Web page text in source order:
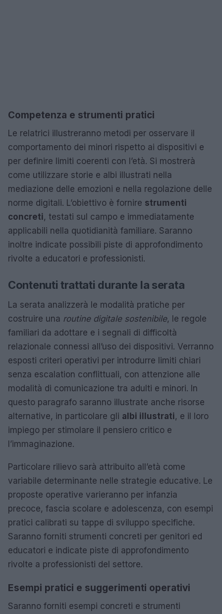
Competenza e strumenti pratici
Le relatrici illustreranno metodi per osservare il
comportamento dei minori rispetto ai dispositivi e
per definire limiti coerenti con l’età. Si mostrerà
come utilizzare storie e albi illustrati nella
mediazione delle emozioni e nella regolazione delle
norme digitali. L’obiettivo è fornire strumenti
concreti, testati sul campo e immediatamente
applicabili nella quotidianità familiare. Saranno
inoltre indicate possibili piste di approfondimento
rivolte a educatori e professionisti.
Contenuti trattati durante la serata
La serata analizzerà le modalità pratiche per
costruire una routine digitale sostenibile, le regole
familiari da adottare e i segnali di difficoltà
relazionale connessi all’uso dei dispositivi. Verranno
esposti criteri operativi per introdurre limiti chiari
senza escalation conflittuali, con attenzione alle
modalità di comunicazione tra adulti e minori. In
questo paragrafo saranno illustrate anche risorse
alternative, in particolare gli albi illustrati, e il loro
impiego per stimolare il pensiero critico e
l’immaginazione.
Particolare rilievo sarà attribuito all’età come
variabile determinante nelle strategie educative. Le
proposte operative varieranno per infanzia
precoce, fascia scolare e adolescenza, con esempi
pratici calibrati su tappe di sviluppo specifiche.
Saranno forniti strumenti concreti per genitori ed
educatori e indicate piste di approfondimento
rivolte a professionisti del settore.
Esempi pratici e suggerimenti operativi
Saranno forniti esempi concreti e strumenti